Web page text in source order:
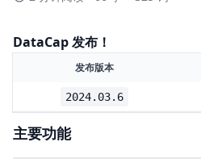
DataCap 发布！
发布版本
2024.03.6
主要功能